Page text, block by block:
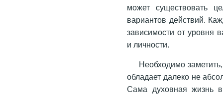
может существовать
вариантов действий.
зависимости от уровня
и личности.
Необходимо
обладает далеко не
Сама духовная жизнь